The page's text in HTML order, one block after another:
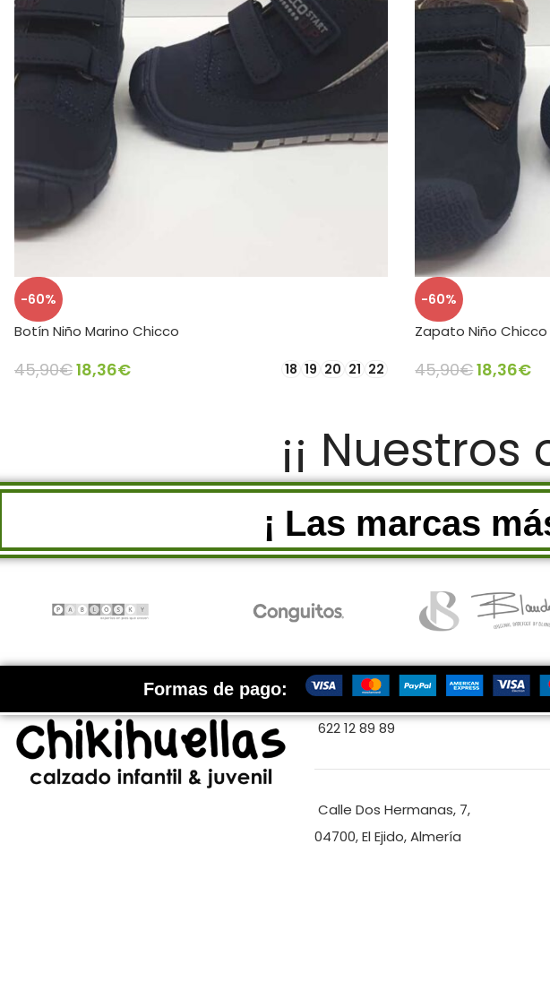
-60%
Botín Niño Marino Chicco
45,90€18,36€ 18 19 20 21 22
-60%
Zapato Niño Chicco
45,90€18,36€
¡¡
¡ Las marcas
Formas de pago:
622 12 89 89
Calle Dos Hermanas, 7,
04700, El Ejido, Almería